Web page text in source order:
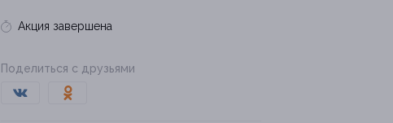
Акция завершена
Поделиться с друзьями